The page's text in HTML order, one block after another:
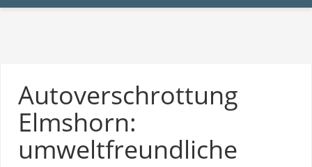
Autoverschrottung
Elmshorn:
umweltfreundliche